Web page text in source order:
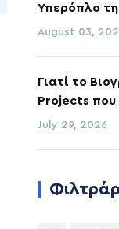
Υπερόπλο
August 03,
Γιατί το
Projects
July 29, 2026